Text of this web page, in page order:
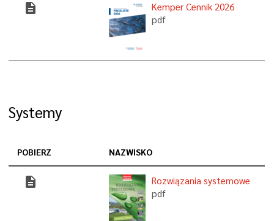
description
Kemper Cennik 2026
pdf
Systemy
POBIERZ NAZWISKO
description
Rozwiązania systemowe
pdf